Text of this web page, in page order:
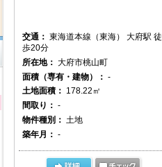
交通： 東海道本線（東海） 大府駅 徒
歩20分
所在地： 大府市桃山町
面積（専有・建物）： -
土地面積： 178.22㎡
間取り： -
物件種別： 土地
築年月： -